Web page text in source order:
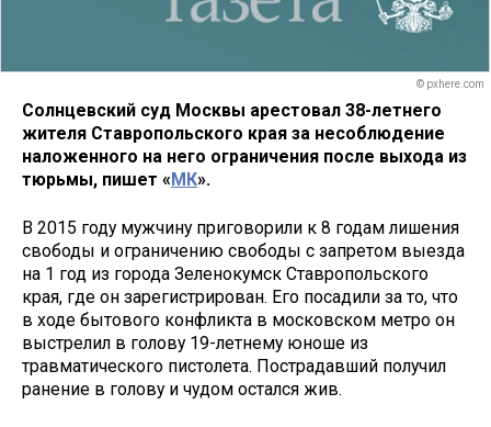
© pxhere.com
Солнцевский суд Москвы арестовал 38-летнего
жителя Ставропольского края за несоблюдение
наложенного на него ограничения после выхода из
тюрьмы, пишет «МК».
В 2015 году мужчину приговорили к 8 годам лишения
свободы и ограничению свободы с запретом выезда
на 1 год из города Зеленокумск Ставропольского
края, где он зарегистрирован. Его посадили за то, что
в ходе бытового конфликта в московском метро он
выстрелил в голову 19-летнему юноше из
травматического пистолета. Пострадавший получил
ранение в голову и чудом остался жив.